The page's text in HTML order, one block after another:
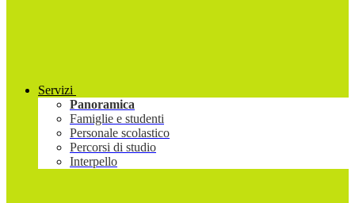
Servizi
Panoramica
Famiglie e studenti
Personale scolastico
Percorsi di studio
Interpello